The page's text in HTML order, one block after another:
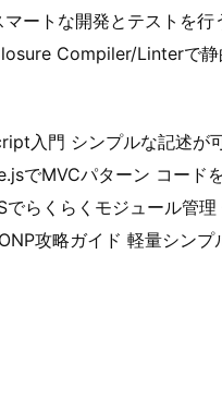
ートな開発とテストを
Compiler/Linterで静
入門 シンプルな記述が
でMVCパターン コード
でらくらくモジュール管
攻略ガイド 軽量シンプ